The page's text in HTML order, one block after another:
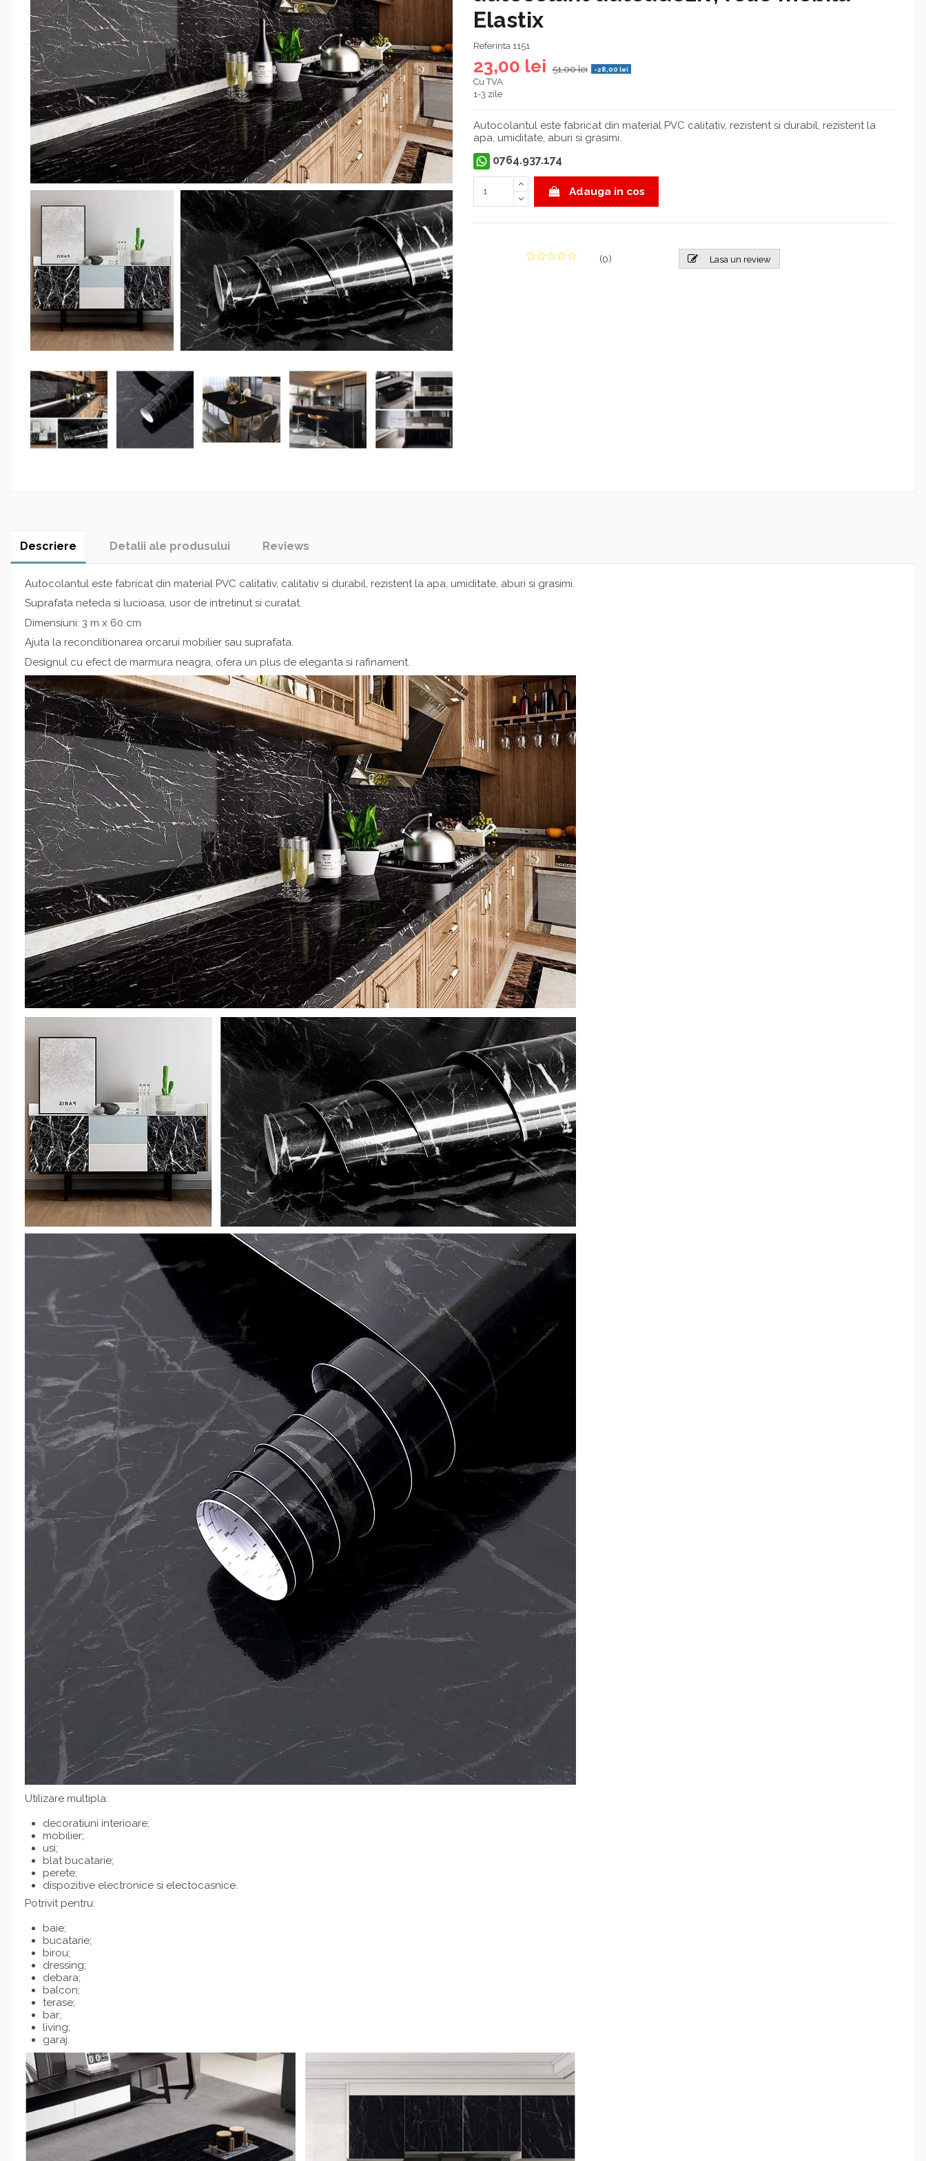
Elastix
Referinta 1151
23,00 lei 51,00 lei -28,00 lei
Cu TVA
1-3 zile
Autocolantul este fabricat din material PVC calitativ, rezistent si durabil, rezistent la
apa, umiditate, aburi si grasimi.
0764.937.174
Adauga in cos
(0) Lasa un review
Descriere Detalii ale produsului Reviews
Autocolantul este fabricat din material PVC calitativ, calitativ si durabil, rezistent la apa, umiditate, aburi si grasimi.
Suprafata neteda si lucioasa, usor de intretinut si curatat.
Dimensiuni: 3 m x 60 cm
Ajuta la reconditionarea orcarui mobilier sau suprafata.
Designul cu efect de marmura neagra, ofera un plus de eleganta si rafinament.
Utilizare multipla:
decoratiuni interioare;
mobilier;
usi;
blat bucatarie;
perete;
dispozitive electronice si electocasnice.
Potrivit pentru:
baie;
bucatarie;
birou;
dressing;
debara;
balcon;
terase;
bar;
living;
garaj.